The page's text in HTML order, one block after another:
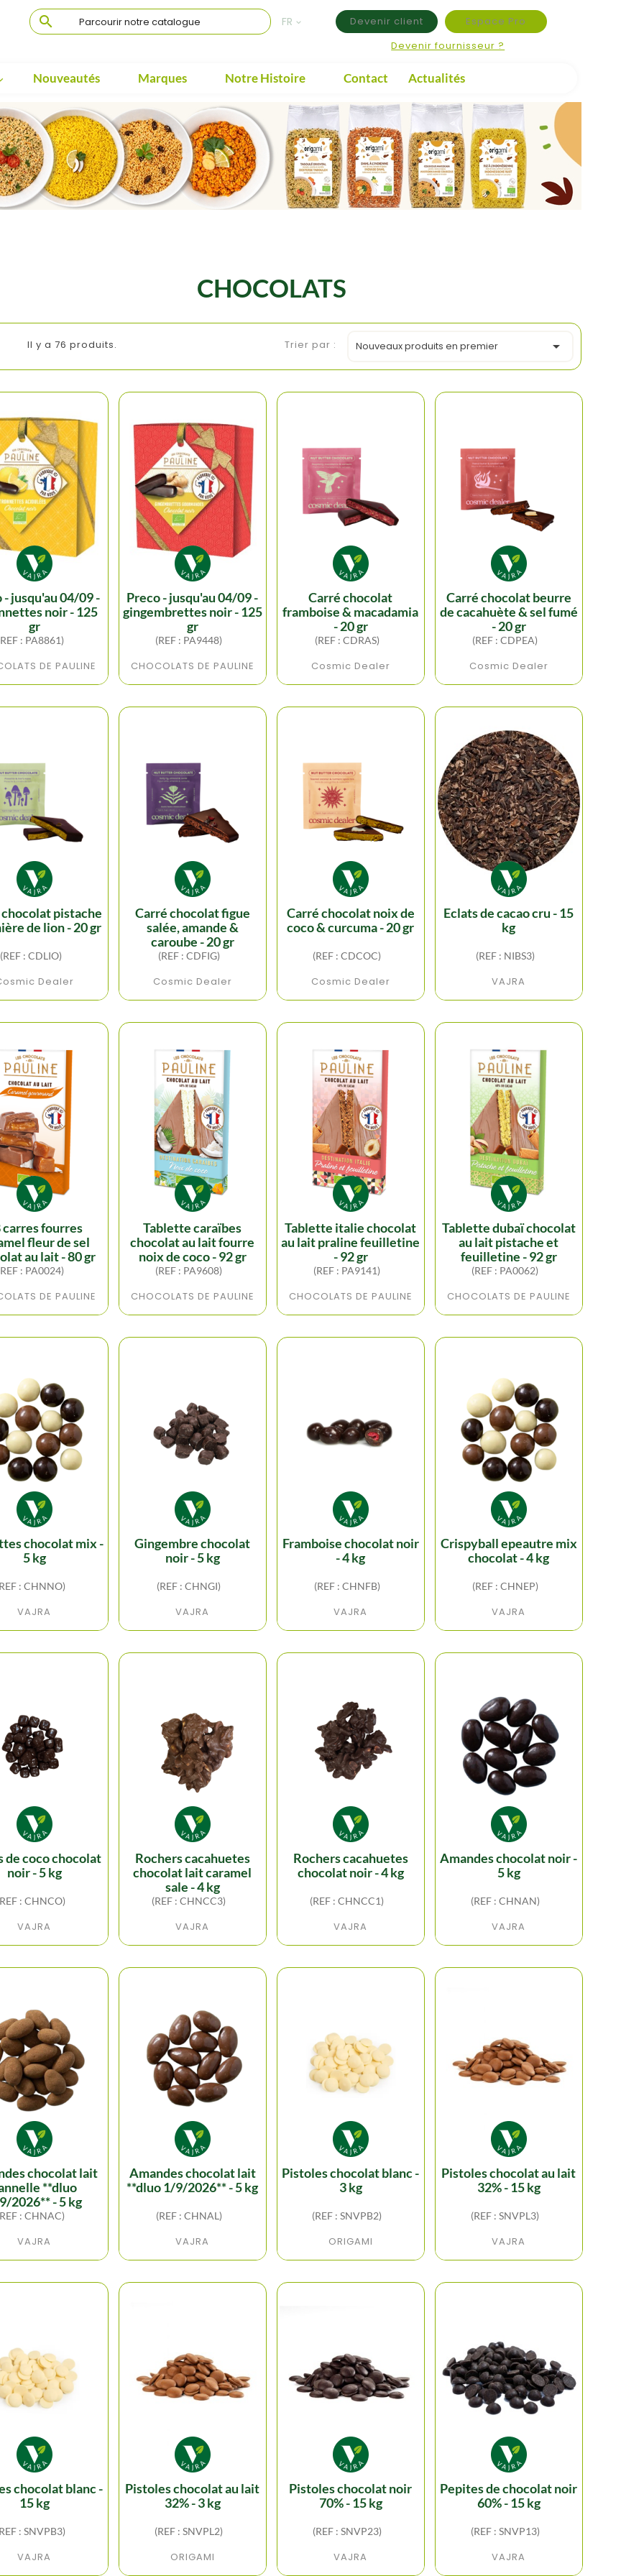
 FR 
Devenir fournisseur ?
Devenir client Espace Pro
Nouveautés Marques Notre Histoire Contact Actualités
CHOCOLATS
Il y a 76 produits. Trier par : Nouveaux produits en premier 
noir - 125
gr
: PA8861)
DE PAULINE
preco - jusqu'au 04/09 -
gingembrettes noir - 125
gr
(REF : PA9448)
CHOCOLATS DE PAULINE
carré chocolat
framboise & macadamia
- 20 gr
(REF : CDRAS)
Cosmic Dealer
carré chocolat beurre
de cacahuète & sel fumé
- 20 gr
(REF : CDPEA)
Cosmic Dealer
de lion - 20 gr
(REF : CDLIO)
Dealer
carré chocolat figue
salée, amande &
caroube - 20 gr
(REF : CDFIG)
Cosmic Dealer
carré chocolat noix de
coco & curcuma - 20 gr
(REF : CDCOC)
Cosmic Dealer
eclats de cacao cru - 15
kg
(REF : NIBS3)
VAJRA
fleur de sel
au lait - 80 gr
: PA0024)
DE PAULINE
tablette caraïbes
chocolat au lait fourre
noix de coco - 92 gr
(REF : PA9608)
CHOCOLATS DE PAULINE
tablette italie chocolat
au lait praline feuilletine
- 92 gr
(REF : PA9141)
CHOCOLATS DE PAULINE
tablette dubaï chocolat
au lait pistache et
feuilletine - 92 gr
(REF : PA0062)
CHOCOLATS DE PAULINE
5 kg
: CHNNO)
VAJRA
gingembre chocolat
noir - 5 kg
(REF : CHNGI)
VAJRA
framboise chocolat noir
- 4 kg
(REF : CHNFB)
VAJRA
crispyball epeautre mix
chocolat - 4 kg
(REF : CHNEP)
VAJRA
noir - 5 kg
: CHNCO)
VAJRA
rochers cacahuetes
chocolat lait caramel
sale - 4 kg
(REF : CHNCC3)
VAJRA
rochers cacahuetes
chocolat noir - 4 kg
(REF : CHNCC1)
VAJRA
amandes chocolat noir -
5 kg
(REF : CHNAN)
VAJRA
**dluo
2026** - 5 kg
: CHNAC)
VAJRA
amandes chocolat lait
**dluo 1/9/2026** - 5 kg
(REF : CHNAL)
VAJRA
pistoles chocolat blanc -
3 kg
(REF : SNVPB2)
ORIGAMI
pistoles chocolat au lait
32% - 15 kg
(REF : SNVPL3)
VAJRA
15 kg
: SNVPB3)
VAJRA
pistoles chocolat au lait
32% - 3 kg
(REF : SNVPL2)
ORIGAMI
pistoles chocolat noir
70% - 15 kg
(REF : SNVP23)
VAJRA
pepites de chocolat noir
60% - 15 kg
(REF : SNVP13)
VAJRA